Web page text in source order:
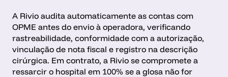
A Rivio audita automaticamente as contas com
OPME antes do envio à operadora, verificando
rastreabilidade, conformidade com a autorização,
vinculação de nota fiscal e registro na descrição
cirúrgica. Em contrato, a Rivio se compromete a
ressarcir o hospital em 100% se a glosa não for